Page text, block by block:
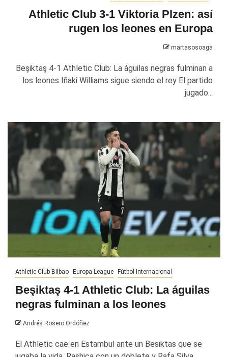
Athletic Club 3-1 Viktoria Plzen: así
rugen los leones en Europa
martasosoaga
Beşiktaş 4-1 Athletic Club: La águilas negras fulminan a
los leones Iñaki Williams sigue siendo el rey El partido
jugado...
Athletic Club Bilbao Europa League Fútbol Internacional
Beşiktaş 4-1 Athletic Club: La águilas
negras fulminan a los leones
Andrés Rosero Ordóñez
El Athletic cae en Estambul ante un Besiktas que se